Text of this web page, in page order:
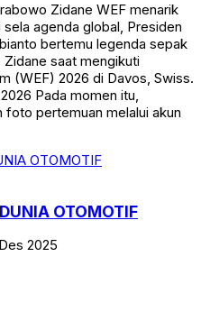
Zidane WEF menarik
agenda global, Presiden
bertemu legenda sepak
saat mengikuti
(WEF) 2026 di Davos, Swiss.
Pada momen itu,
pertemuan melalui akun
OTOMOTIF
2025